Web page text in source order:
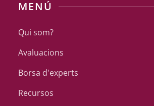
MENÚ
Qui som?
Avaluacions
Borsa d'experts
Recursos